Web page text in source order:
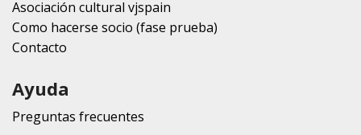
Asociación cultural vjspain
Como hacerse socio (fase prueba)
Contacto
Ayuda
Preguntas frecuentes